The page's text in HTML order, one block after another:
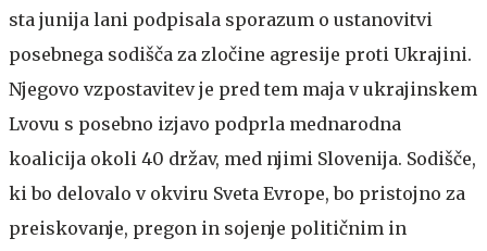
sta junija lani podpisala sporazum o ustanovitvi
posebnega sodišča za zločine agresije proti Ukrajini.
Njegovo vzpostavitev je pred tem maja v ukrajinskem
Lvovu s posebno izjavo podprla mednarodna
koalicija okoli 40 držav, med njimi Slovenija. Sodišče,
ki bo delovalo v okviru Sveta Evrope, bo pristojno za
preiskovanje, pregon in sojenje političnim in